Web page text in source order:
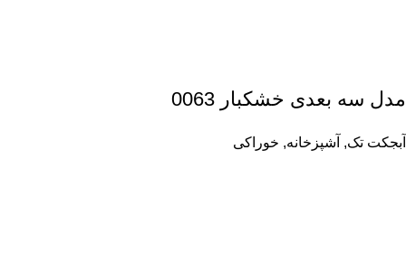
مدل سه بعدی خشکبار 0063
آبجکت تک, آشپزخانه, خوراکی